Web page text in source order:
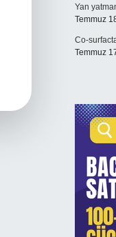
Yan
Temmuz
Co-
Temmuz